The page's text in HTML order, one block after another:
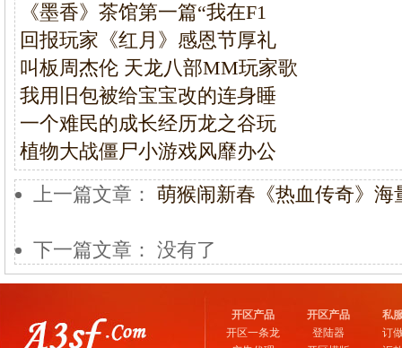
《墨香》茶馆第一篇“我在F1
回报玩家《红月》感恩节厚礼
叫板周杰伦 天龙八部MM玩家歌
我用旧包被给宝宝改的连身睡
一个难民的成长经历龙之谷玩
植物大战僵尸小游戏风靡办公
上一篇文章： 萌猴闹新春《热血传奇》海
下一篇文章： 没有了
开区产品
开区一条龙
开区产品
登陆器
私
订